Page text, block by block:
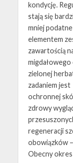
kondycję.
stają się
mniej
elementem
zawartością
zielonej
zadaniem
ochronnej
zdrowy
regeneracji
obowiązków –
Obecny